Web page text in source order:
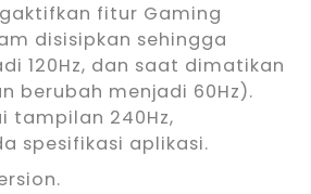
fitur Gaming
disisipkan sehingga
120Hz, dan saat dimatikan
berubah menjadi 60Hz).
tampilan 240Hz,
spesifikasi aplikasi.